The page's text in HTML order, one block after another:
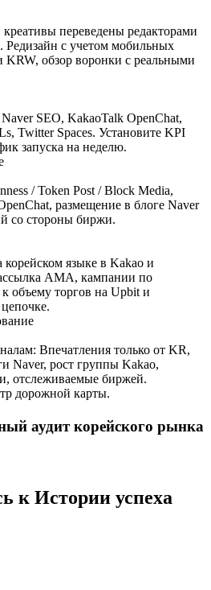
переведены редакторами
Редизайн с учетом мобильных
KRW, обзор воронки с реальными
SEO, KakaoTalk OpenChat,
Twitter Spaces. Установите KPI
запуска на неделю.
/ Token Post / Block Media,
размещение в блоге Naver
со стороны биржи.
языке в Kakao и
AMA, кампании по
объему торгов на Upbit и
Впечатления только от KR,
Naver, рост группы Kakao,
отслеживаемые биржей.
дорожной карты.
аудит корейского рынка
к Истории успеха